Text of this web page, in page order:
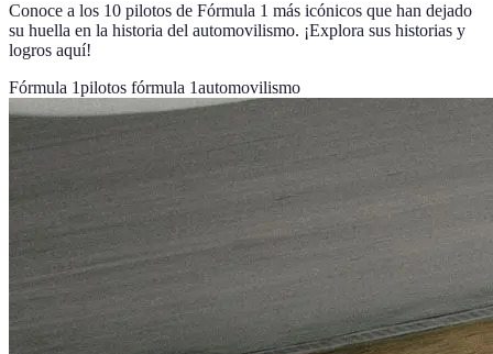
Conoce a los 10 pilotos de Fórmula 1 más icónicos que han dejado
su huella en la historia del automovilismo. ¡Explora sus historias y
logros aquí!
Fórmula 1pilotos fórmula 1automovilismo